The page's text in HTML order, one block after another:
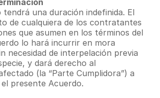
tendrá una duración indefinida. El
de cualquiera de los contratantes
que asumen en los términos del
lo hará incurrir en mora
necesidad de interpelación previa
y dará derecho al
(la “Parte Cumplidora”) a
presente Acuerdo.